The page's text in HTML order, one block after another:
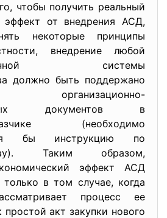
чтобы получить реальный
от внедрения АСД,
некоторые принципы
внедрение любой
системы
должно быть поддержано
организационно-
документов в
(необходимо
бы инструкцию по
Таким образом,
эффект АСД
в том случае, когда
процесс ее
простой акт закупки нового